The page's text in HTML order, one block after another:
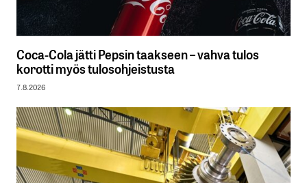
Coca-Cola jätti Pepsin taakseen – vahva tulos
korotti myös tulosohjeistusta
7.8.2026